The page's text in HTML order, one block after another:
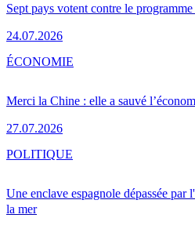
Sept pays votent contre le
24.07.2026
Merci la Chine : elle a sauvé
27.07.2026
ÉCONOMIE
Une enclave espagnole dépassée
la mer
POLITIQUE